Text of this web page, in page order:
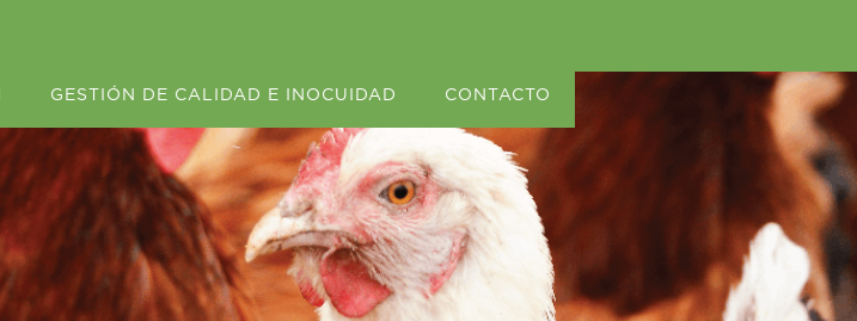
GESTIÓN DE CALIDAD E INOCUIDAD CONTACTO